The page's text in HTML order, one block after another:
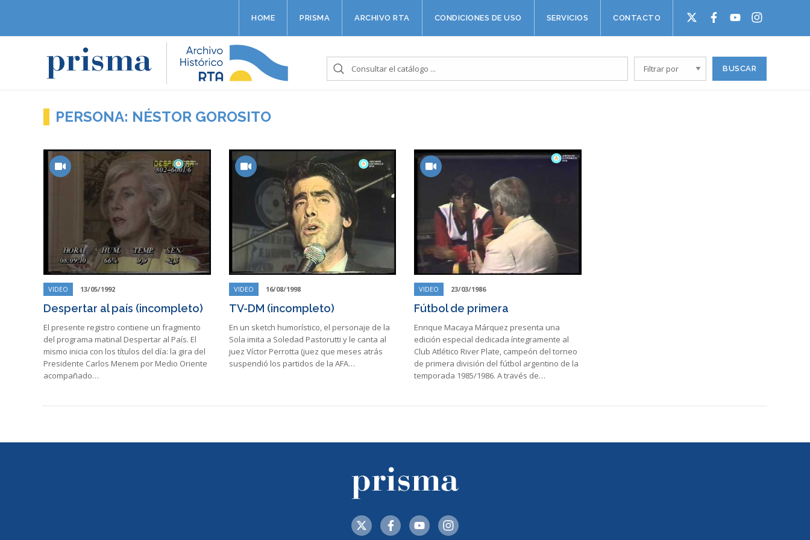
HOME PRISMA ARCHIVO RTA CONDICIONES DE USO SERVICIOS CONTACTO
PERSONA: NÉSTOR GOROSITO
VIDEO 13/05/1992
Despertar al país (incompleto)
El presente registro contiene un fragmento
del programa matinal Despertar al País. El
mismo inicia con los títulos del día: la gira del
Presidente Carlos Menem por Medio Oriente
acompañado…
VIDEO 16/08/1998
TV-DM (incompleto)
En un sketch humorístico, el personaje de la
Sola imita a Soledad Pastorutti y le canta al
juez Víctor Perrotta (juez que meses atrás
suspendió los partidos de la AFA…
VIDEO 23/03/1986
Fútbol de primera
Enrique Macaya Márquez presenta una
edición especial dedicada íntegramente al
Club Atlético River Plate, campeón del torneo
de primera división del fútbol argentino de la
temporada 1985/1986. A través de…